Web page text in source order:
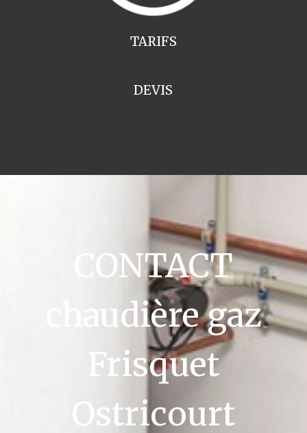
TARIFS
DEVIS
CONTACT
chaudière gaz
Frisquet
Ostricourt